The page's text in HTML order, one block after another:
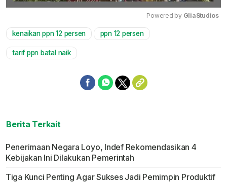
Powered by GliaStudios
kenaikan ppn 12 persen ppn 12 persen
tarif ppn batal naik
Berita Terkait
Penerimaan Negara Loyo, Indef Rekomendasikan 4
Kebijakan Ini Dilakukan Pemerintah
Tiga Kunci Penting Agar Sukses Jadi Pemimpin Produktif